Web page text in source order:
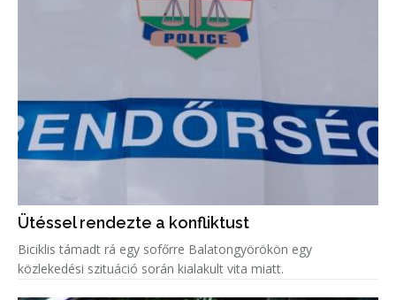
Ütéssel rendezte a konfliktust
Biciklis támadt rá egy sofőrre Balatongyörökön egy
közlekedési szituáció során kialakult vita miatt.